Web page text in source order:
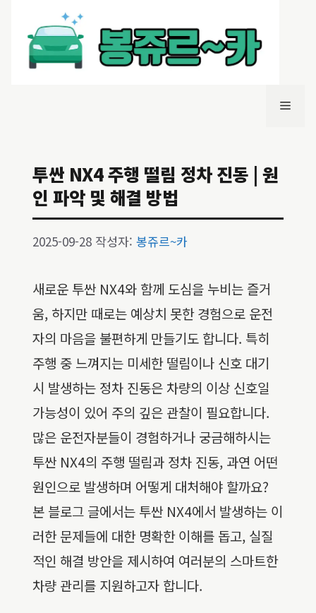
메
투싼 NX4 주행 떨림 정차 진동 | 원
인 파악 및 해결 방법
2025-09-28 작성자: 봉쥬르~카
새로운 투싼 NX4와 함께 도심을 누비는 즐거
움, 하지만 때로는 예상치 못한 경험으로 운전
자의 마음을 불편하게 만들기도 합니다. 특히
주행 중 느껴지는 미세한 떨림이나 신호 대기
시 발생하는 정차 진동은 차량의 이상 신호일
가능성이 있어 주의 깊은 관찰이 필요합니다.
많은 운전자분들이 경험하거나 궁금해하시는
투싼 NX4의 주행 떨림과 정차 진동, 과연 어떤
원인으로 발생하며 어떻게 대처해야 할까요?
본 블로그 글에서는 투싼 NX4에서 발생하는 이
러한 문제들에 대한 명확한 이해를 돕고, 실질
적인 해결 방안을 제시하여 여러분의 스마트한
차량 관리를 지원하고자 합니다.